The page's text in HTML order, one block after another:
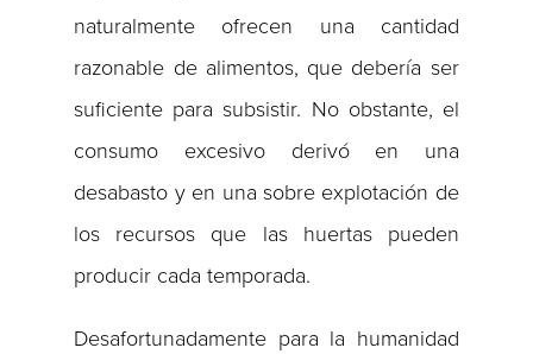
naturalmente ofrecen una cantidad
razonable de alimentos, que debería ser
suficiente para subsistir. No obstante, el
consumo excesivo derivó en una
desabasto y en una sobre explotación de
los recursos que las huertas pueden
producir cada temporada.
Desafortunadamente para la humanidad